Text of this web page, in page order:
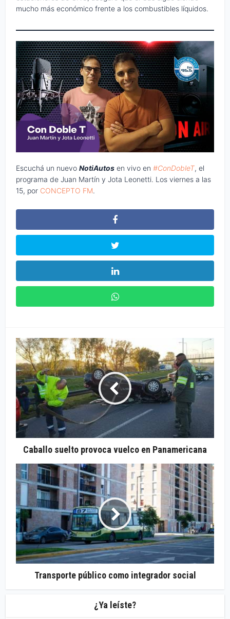
mucho más económico frente a los combustibles líquidos.
Escuchá un nuevoNotiAutos en vivo en #ConDobleT, el
programa de Juan Martín y Jota Leonetti. Los viernes a las
15, por CONCEPTO FM.
Caballo suelto provoca vuelco en Panamericana
Transporte público como integrador social
¿Ya leíste?